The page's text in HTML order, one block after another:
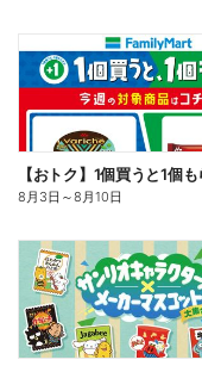
8月3日 ～8月10日